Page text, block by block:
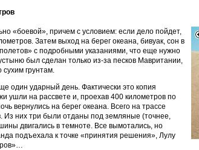
«боевой», причем с условием: если дело пойдет,
Затем выход на берег океана, бивуак, сон в
с подробными указаниями, что еще нужно
был сделан только из-за песков Мавритании,
грунтам.
один ударный день. Фактически это копия
ушли на рассвете и, проехав 400 километров по
вернулись на берег океана. Всего на трассе
них три были отданы под земляные (точнее,
двигались в темноте. Все вымотались, но
подъехала к точке «принятия решения», Лулу